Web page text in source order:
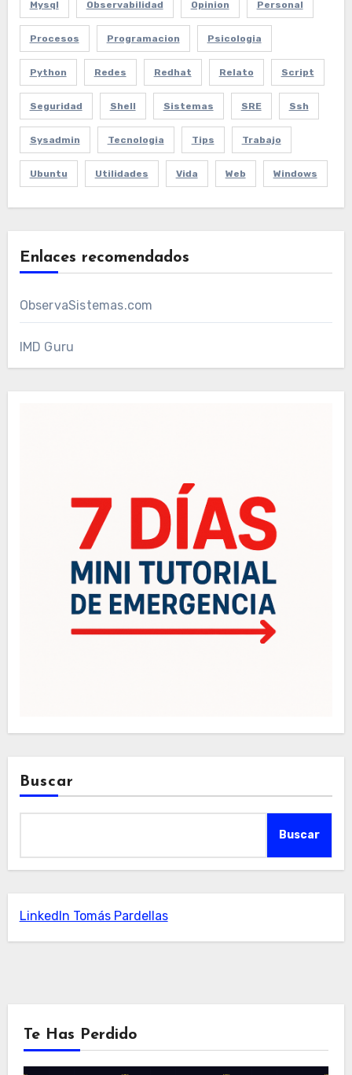
Mysql Observabilidad Opinion Personal
Procesos Programacion Psicologia
Python Redes Redhat Relato Script
Seguridad Shell Sistemas SRE Ssh
Sysadmin Tecnologia Tips Trabajo
Ubuntu Utilidades Vida Web Windows
Enlaces recomendados
ObservaSistemas.com
IMD Guru
Buscar
Buscar
LinkedIn Tomás Pardellas
Te Has Perdido